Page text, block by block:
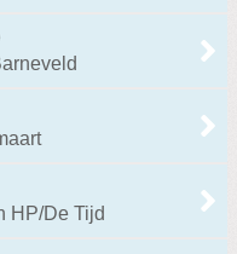
HP/De Tijd